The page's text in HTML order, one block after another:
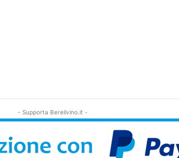
- Supporta Bereilvino.it -